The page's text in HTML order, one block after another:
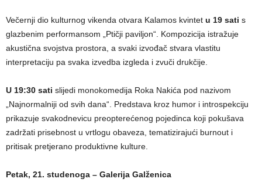
Večernji dio kulturnog vikenda otvara Kalamos kvintet u 19 sati s
glazbenim performansom „Ptičji paviljon“. Kompozicija istražuje
akustična svojstva prostora, a svaki izvođač stvara vlastitu
interpretaciju pa svaka izvedba izgleda i zvuči drukčije.
U 19:30 sati slijedi monokomedija Roka Nakića pod nazivom
„Najnormalniji od svih dana“. Predstava kroz humor i introspekciju
prikazuje svakodnevicu preopterećenog pojedinca koji pokušava
zadržati prisebnost u vrtlogu obaveza, tematizirajući burnout i
pritisak pretjerano produktivne kulture.
Petak, 21. studenoga – Galerija Galženica